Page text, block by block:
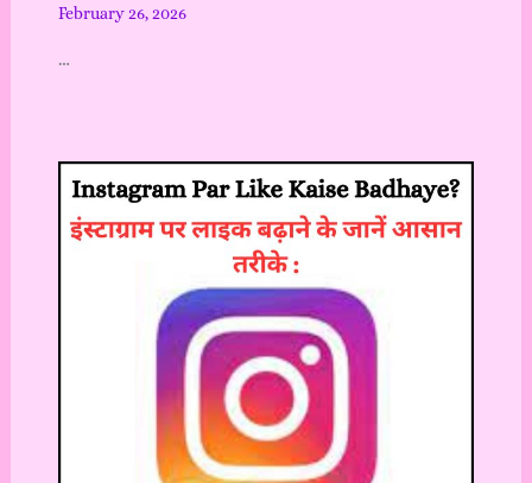
February 26, 2026
…